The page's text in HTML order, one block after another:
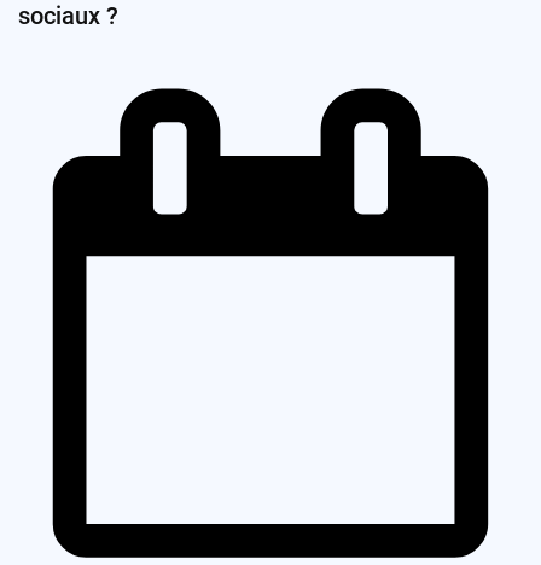
sociaux ?